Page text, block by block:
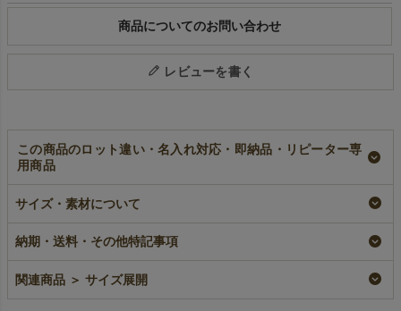
商品についてのお問い合わせ
レビューを書く
この商品のロット違い・名入れ対応・即納品・リピーター専
用商品
不織布セールバッ
グ 小サイズ｜100枚
¥ 21,780 税込 〜
【名入れ対応】不織
¥22,880
【小ロット】不織布
セールバッグ 小サ
サイズ・素材について
納期・送料・その他特記事項
関連商品 ＞ サイズ展開